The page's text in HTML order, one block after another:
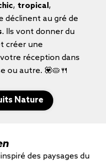
, tropical,
déclinent au gré de
. Ils vont donner du
créer une
réception dans
ou autre. 💟🥧🍴
Nature
inspiré des paysages du